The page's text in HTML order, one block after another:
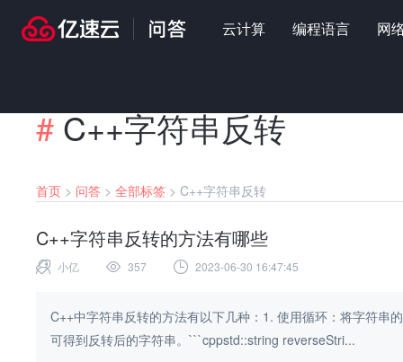
云计算 编程语言 网
#C++字符串反转
首页 > 问答 > 全部标签 > C++字符串反转
C++字符串反转的方法有哪些
小亿 357 2023-06-30 16:47:45
C++中字符串反转的方法有以下几种：1. 使用循环：将字符串
可得到反转后的字符串。```cppstd::string reverseStri...